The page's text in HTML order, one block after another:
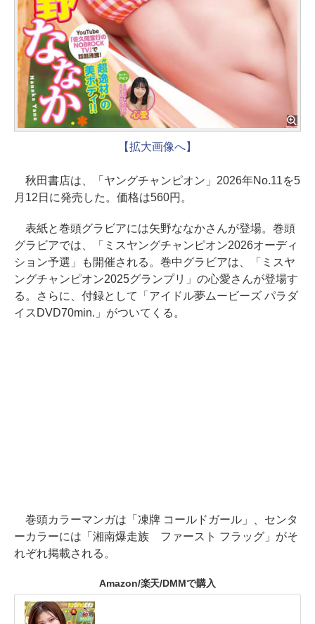
【拡大画像へ】
秋田書店は、「ヤングチャンピオン」2026年No.11を5
月12日に発売した。価格は560円。
表紙と巻頭グラビアには矢野ななかさんが登場。巻頭
グラビアでは、「ミスヤングチャンピオン2026オーディ
ション予選」も開催される。巻中グラビアは、「ミスヤ
ングチャンピオン2025グランプリ」の心愛さんが登場す
る。さらに、付録として「アイドル夢ムービーズ パラダ
イスDVD70min.」がついてくる。
巻頭カラーマンガは「凍牌 コールドガール」、センタ
ーカラーには「湘南爆走族 ファースト フラッグ」がそ
れぞれ掲載される。
Amazon/楽天/DMMで購入